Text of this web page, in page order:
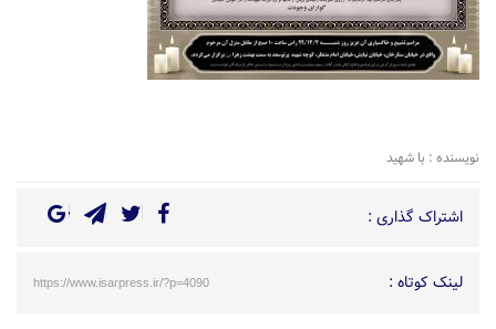
نویسنده : با شهید
اشتراک گذاری :
لینک کوتاه : https://www.isarpress.ir/?p=4090